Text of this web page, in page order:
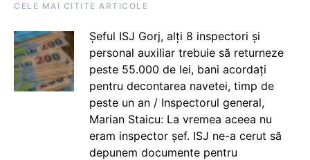
CELE MAI CITITE ARTICOLE
Șeful ISJ Gorj, alți 8 inspectori și
personal auxiliar trebuie să returneze
peste 55.000 de lei, bani acordați
pentru decontarea navetei, timp de
peste un an / Inspectorul general,
Marian Staicu: La vremea aceea nu
eram inspector șef. ISJ ne-a cerut să
depunem documente pentru